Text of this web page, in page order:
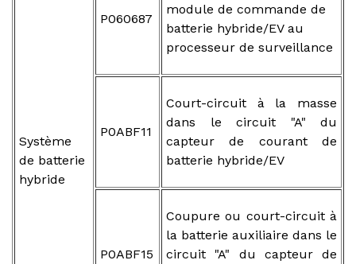
Système
de batterie
hybride
P060687
module de commande de
batterie hybride/EV au
processeur de surveillance
P0ABF11
Court-circuit à la masse
dans le circuit "A" du
capteur de courant de
batterie hybride/EV
P0ABF15
Coupure ou court-circuit à
la batterie auxiliaire dans le
circuit "A" du capteur de